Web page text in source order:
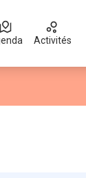
Activités